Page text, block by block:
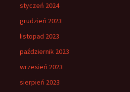
styczeń 2024
grudzień 2023
listopad 2023
październik 2023
wrzesień 2023
sierpień 2023